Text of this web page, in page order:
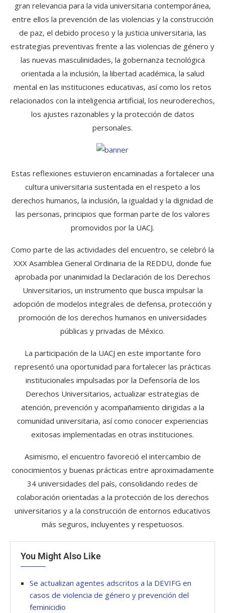
gran relevancia para la vida universitaria contemporánea,
entre ellos la prevención de las violencias y la construcción
de paz, el debido proceso y la justicia universitaria, las
estrategias preventivas frente a las violencias de género y
las nuevas masculinidades, la gobernanza tecnológica
orientada a la inclusión, la libertad académica, la salud
mental en las instituciones educativas, así como los retos
relacionados con la inteligencia artificial, los neuroderechos,
los ajustes razonables y la protección de datos
personales.
Estas reflexiones estuvieron encaminadas a fortalecer una
cultura universitaria sustentada en el respeto a los
derechos humanos, la inclusión, la igualdad y la dignidad de
las personas, principios que forman parte de los valores
promovidos por la UACJ.
Como parte de las actividades del encuentro, se celebró la
XXX Asamblea General Ordinaria de la REDDU, donde fue
aprobada por unanimidad la Declaración de los Derechos
Universitarios, un instrumento que busca impulsar la
adopción de modelos integrales de defensa, protección y
promoción de los derechos humanos en universidades
públicas y privadas de México.
La participación de la UACJ en este importante foro
representó una oportunidad para fortalecer las prácticas
institucionales impulsadas por la Defensoría de los
Derechos Universitarios, actualizar estrategias de
atención, prevención y acompañamiento dirigidas a la
comunidad universitaria, así como conocer experiencias
exitosas implementadas en otras instituciones.
Asimismo, el encuentro favoreció el intercambio de
conocimientos y buenas prácticas entre aproximadamente
34 universidades del país, consolidando redes de
colaboración orientadas a la protección de los derechos
universitarios y a la construcción de entornos educativos
más seguros, incluyentes y respetuosos.
You Might Also Like
Se actualizan agentes adscritos a la DEVIFG en
casos de violencia de género y prevención del
feminicidio